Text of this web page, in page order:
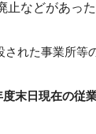
止などがあっ
された事業所等
末日現在の従